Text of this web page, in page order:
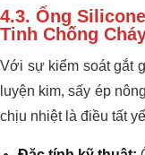
4.3. Ống
Tinh Chống
Với sự kiểm soát gắt
luyện kim, sấy ép
chịu nhiệt là điều tất